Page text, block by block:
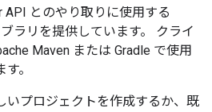
API とのやり取りに使用する
ラリを提供しています。 クライ
Maven または Gradle で使用
。
いプロジェクトを作成するか、既